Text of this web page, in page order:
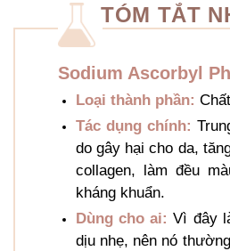
TÓM TẮT
Sodium Ascorbyl
Loại thành phần:
Tác dụng chính:
do gây hại cho da,
collagen, làm đều
kháng khuẩn.
Dùng cho ai: Vì đây
dịu nhẹ, nên nó